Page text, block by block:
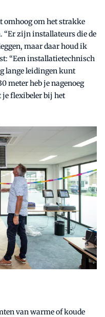
omhoog om het strakke
“Er zijn installateurs die de
maar daar houd ik
“Een installatietechnisch
lange leidingen kunt
meter heb je nagenoeg
je flexibeler bij het
van warme of koude